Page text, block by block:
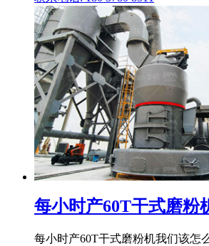
每小时产60T干式磨粉
每小时产60T干式磨粉机我们该怎